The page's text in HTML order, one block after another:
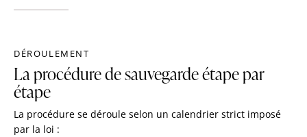
DÉROULEMENT
La procédure de sauvegarde étape par
étape
La procédure se déroule selon un calendrier strict imposé
par la loi :